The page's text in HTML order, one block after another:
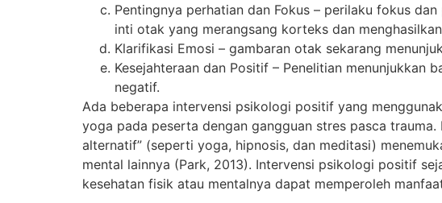
Pentingnya perhatian dan Fokus – perilaku fokus
inti otak yang merangsang korteks dan
Klarifikasi Emosi – gambaran otak sekarang
Kesejahteraan dan Positif – Penelitian
negatif.
Ada beberapa intervensi psikologi positif yang
yoga pada peserta dengan gangguan stres pasca
alternatif” (seperti yoga, hipnosis, dan meditasi)
mental lainnya (Park, 2013). Intervensi psikologi positif
kesehatan fisik atau mentalnya dapat memperoleh